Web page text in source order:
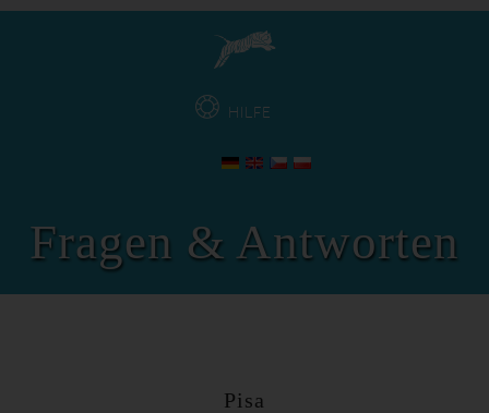
HILFE
Fragen & Antworten
Pisa